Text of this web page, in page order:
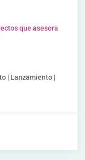
que asesora
| Lanzamiento |